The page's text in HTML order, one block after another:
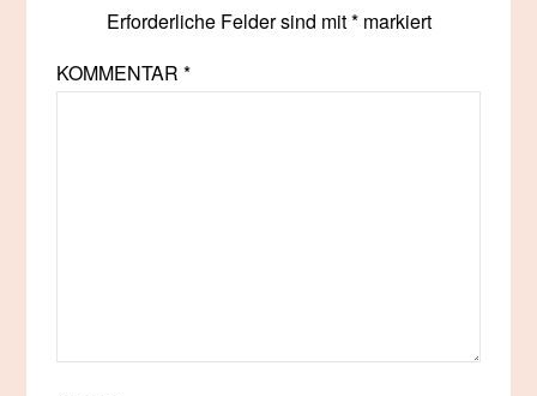
Erforderliche Felder sind mit*markiert
KOMMENTAR*